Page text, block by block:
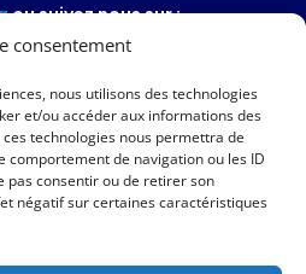
consentement
nous utilisons des technologies
et/ou accéder aux informations des
technologies nous permettra de
comportement de navigation ou les ID
pas consentir ou de retirer son
négatif sur certaines caractéristiques
ou suivez nous sur :
97